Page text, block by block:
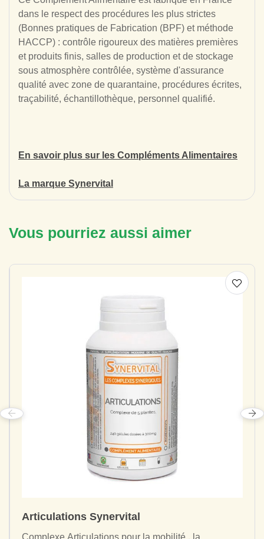
dans le respect des procédures les plus strictes
(Bonnes pratiques de Fabrication (BPF) et méthode
HACCP) : contrôle rigoureux des matières premières
et produits finis, salles de production et de stockage
sous atmosphère contrôlée, système d'assurance
qualité avec zone de quarantaine, procédures écrites,
traçabilité, échantillothèque, personnel qualifié.
En savoir plus sur les Compléments Alimentaires
La marque Synervital
Vous pourriez aussi aimer
Articulations Synervital
Complexe Articulations pour la mobilité , la